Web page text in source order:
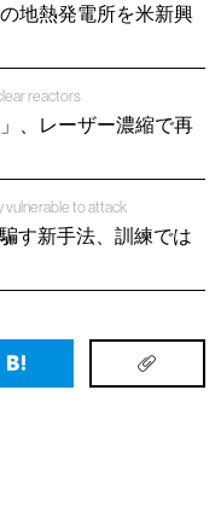
地熱発電所を米新興
reactors
、レーザー濃縮で再
vulnerable to attack
す新手法、訓練では